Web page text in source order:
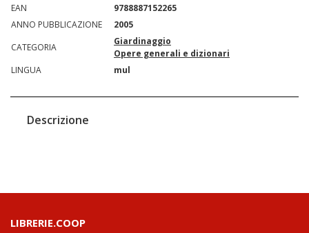
EAN
9788887152265
ANNO PUBBLICAZIONE
2005
CATEGORIA
Giardinaggio
Opere generali e dizionari
LINGUA
mul
Descrizione
LIBRERIE.COOP